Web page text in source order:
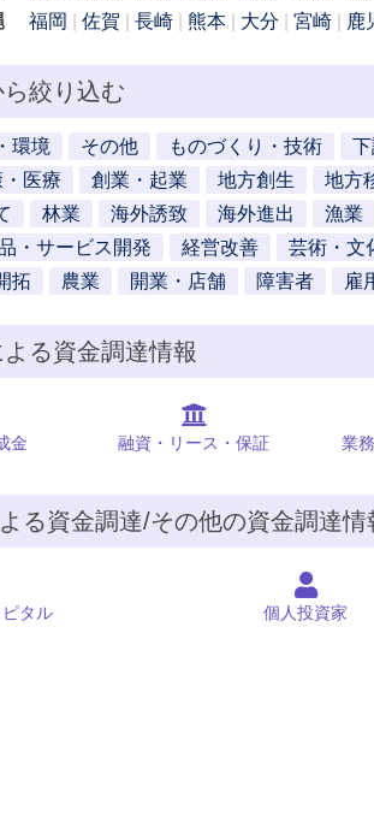
福岡 佐賀 長崎 熊本 大分 宮崎 鹿
絞り込む
環境 その他 ものづくり・技術
医療 創業・起業 地方創生 地方
林業 海外誘致 海外進出 漁業
・サービス開発
経営改善 芸術・文
拓
農業 開業・店舗 障害者 雇
る資金調達情報
金 融資・リース・保証 業
る資金調達/その他の資金調達情
タル
個人投資家